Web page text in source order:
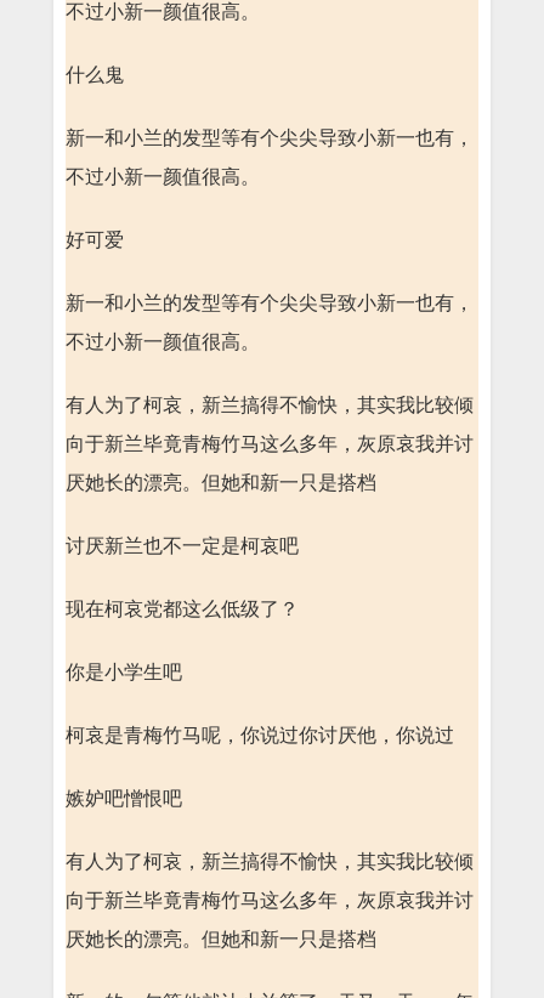
不过小新一颜值很高。
什么鬼
新一和小兰的发型等有个尖尖导致小新一也有，
不过小新一颜值很高。
好可爱
新一和小兰的发型等有个尖尖导致小新一也有，
不过小新一颜值很高。
有人为了柯哀，新兰搞得不愉快，其实我比较倾
向于新兰毕竟青梅竹马这么多年，灰原哀我并讨
厌她长的漂亮。但她和新一只是搭档
讨厌新兰也不一定是柯哀吧
现在柯哀党都这么低级了？
你是小学生吧
柯哀是青梅竹马呢，你说过你讨厌他，你说过
嫉妒吧憎恨吧
有人为了柯哀，新兰搞得不愉快，其实我比较倾
向于新兰毕竟青梅竹马这么多年，灰原哀我并讨
厌她长的漂亮。但她和新一只是搭档